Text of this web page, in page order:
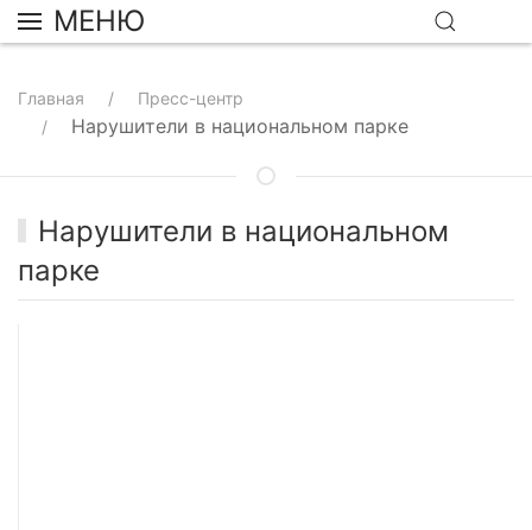
МЕНЮ
Главная Пресс-центр
Нарушители в национальном парке
Нарушители в национальном
парке